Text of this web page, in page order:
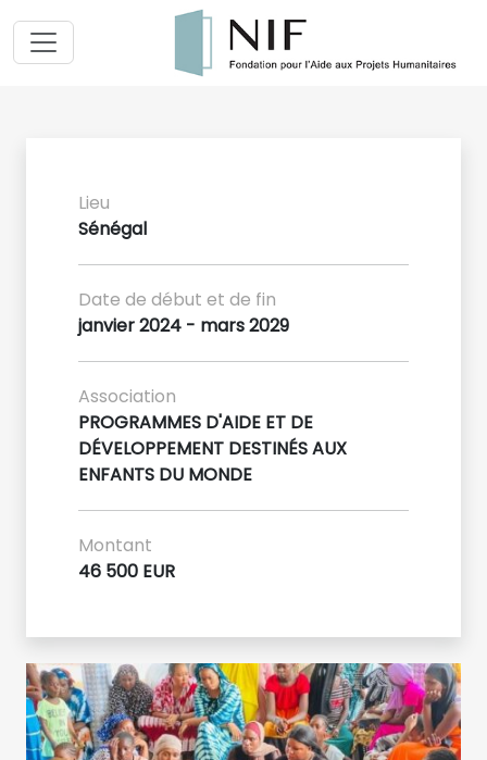
Lieu
Sénégal
Date de début et de fin
janvier 2024 - mars 2029
Association
PROGRAMMES D'AIDE ET DE
DÉVELOPPEMENT DESTINÉS AUX
ENFANTS DU MONDE
Montant
46 500 EUR